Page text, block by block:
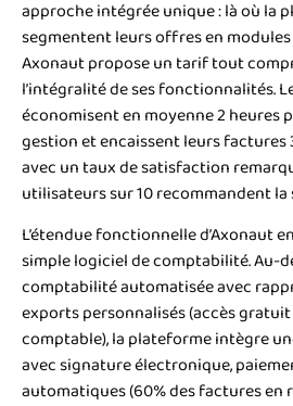
approche intégrée unique : là où la
segmentent leurs offres en modules
Axonaut propose un tarif tout
l’intégralité de ses fonctionnalités.
économisent en moyenne 2 heures
gestion et encaissent leurs factures
avec un taux de satisfaction
utilisateurs sur 10 recommandent
L’étendue fonctionnelle d’Axonaut
simple logiciel de comptabilité. Au-
comptabilité automatisée avec
exports personnalisés (accès
comptable), la plateforme intègre
avec signature électronique,
automatiques (60% des factures en